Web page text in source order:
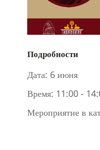
Подробности
Дата: 6 июня
Время: 11:00 -
Мероприятие в